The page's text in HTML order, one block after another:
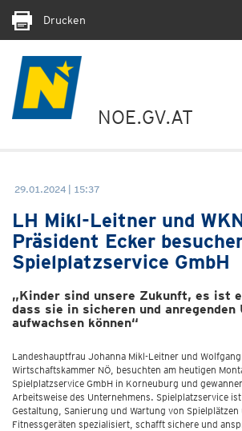
Drucken
NOE.GV.AT
29.01.2024 | 15:37
LH Mikl-Leitner und
Präsident Ecker
Spielplatzservice GmbH
„Kinder sind unsere Zukunft, es ist
dass sie in sicheren und anregenden
aufwachsen können“
Landeshauptfrau Johanna Mikl-Leitner und
Wirtschaftskammer NÖ, besuchten am heutigen
Spielplatzservice GmbH in Korneuburg und
Arbeitsweise des Unternehmens. Spielplatzservice
Gestaltung, Sanierung und Wartung von
Fitnessgeräten spezialisiert, schafft sichere und